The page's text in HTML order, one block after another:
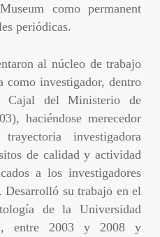
como permanent
periódicas.
al núcleo de trabajo
como investigador, dentro
Cajal del Ministerio de
haciéndose merecedor
investigadora
de calidad y actividad
a los investigadores
su trabajo en el
de la Universidad
entre 2003 y 2008 y